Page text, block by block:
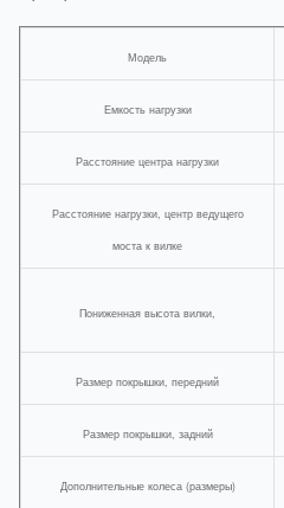
Модель
Емкость нагрузки
Расстояние центра нагрузки
Расстояние нагрузки, центр ведущего
моста к вилке
Пониженная высота вилки,
Размер покрышки, передний
Размер покрышки, задний
Дополнительные колеса (размеры)